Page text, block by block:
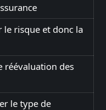
le risque et donc la
réévaluation des
le type de